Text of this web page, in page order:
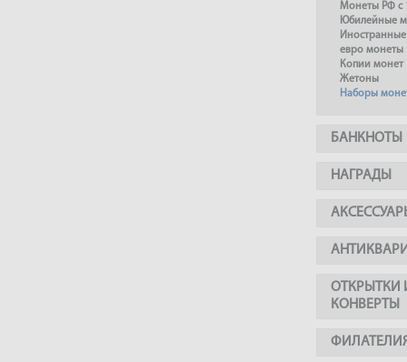
Монеты РФ с
Юбилейные
евро монеты
Копии монет
Жетоны
Наборы
БАНКНОТЫ
НАГРАДЫ
ОТКРЫТКИ
КОНВЕРТЫ